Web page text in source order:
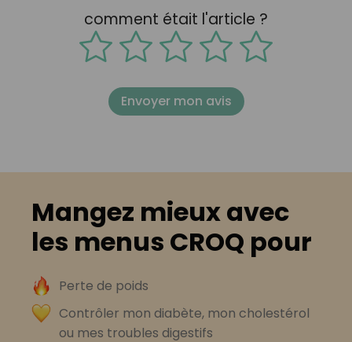
comment était l'article ?
Envoyer mon avis
Mangez mieux avec
les menus CROQ pour
Perte de poids
Contrôler mon diabète, mon cholestérol
ou mes troubles digestifs